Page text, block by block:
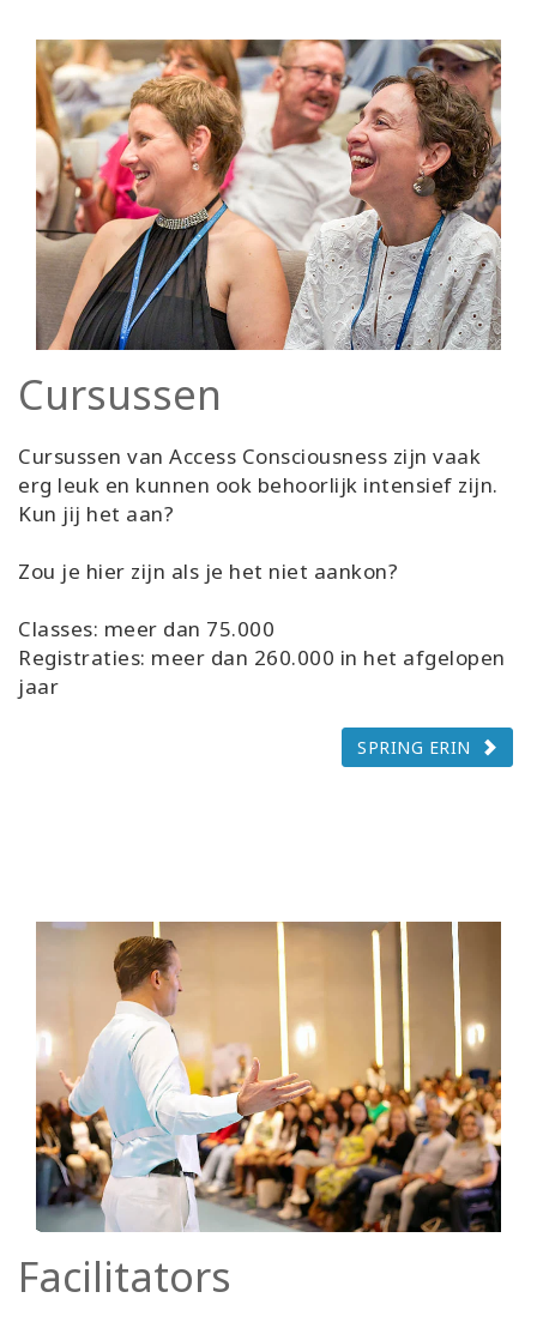
Cursussen
Cursussen van Access Consciousness zijn vaak
erg leuk en kunnen ook behoorlijk intensief zijn.
Kun jij het aan?
Zou je hier zijn als je het niet aankon?
Classes: meer dan 75.000
Registraties: meer dan 260.000 in het afgelopen
jaar
SPRING ERIN
Facilitators